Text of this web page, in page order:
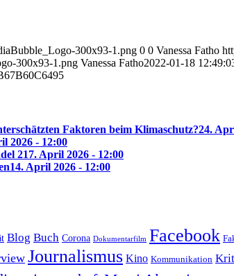
300x93-1.png 0 0 Vanessa Fatho
300x93-1.png Vanessa Fatho2022-01-18
Faktoren beim Klimaschutz?24.
2026 - 12:00
217. April 2026 - 12:00
14. April 2026 - 12:00
Blog Buch Corona Dokumentarfilm Facebook
Journalismus Kino Kommunikation